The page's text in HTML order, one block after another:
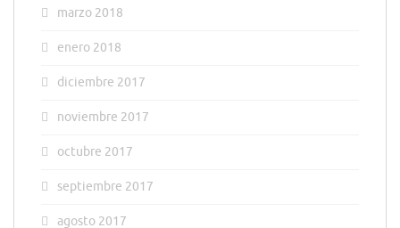
marzo 2018
enero 2018
diciembre 2017
noviembre 2017
octubre 2017
septiembre 2017
agosto 2017